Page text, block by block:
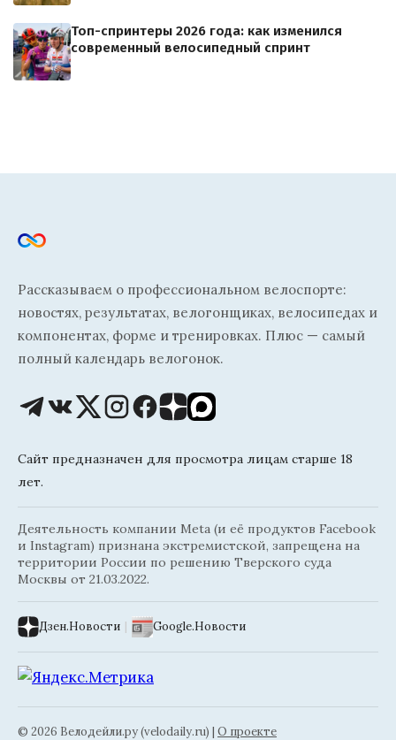
Топ-спринтеры 2026 года: как изменился
современный велосипедный спринт
Рассказываем о профессиональном велоспорте:
новостях, результатах, велогонщиках, велосипедах и
компонентах, форме и тренировках. Плюс — самый
полный календарь велогонок.
Сайт предназначен для просмотра лицам старше 18
лет.
Деятельность компании Meta (и её продуктов Facebook
и Instagram) признана экстремистской, запрещена на
территории России по решению Тверского суда
Москвы от 21.03.2022.
Дзен.Новости | Google.Новости
© 2026 Велодейли.ру (velodaily.ru) | О проекте